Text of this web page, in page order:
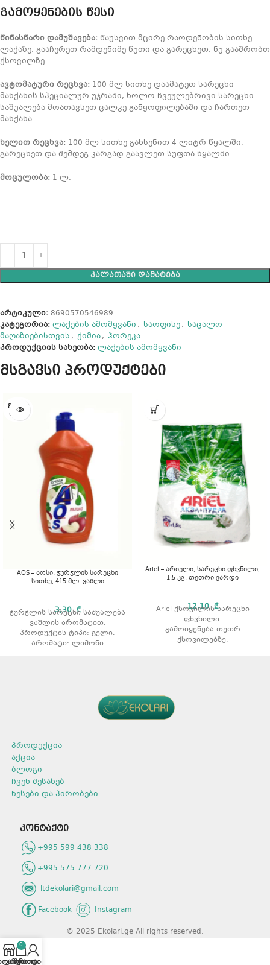
გამოყენების წესი
წინასწარი დამუშავება: წაუსვით მცირე რაოდენობის სითხე
ლაქაზე, გააჩერეთ რამდენიმე წუთი და გარეცხეთ. ნუ გააშრობთ
ქსოვილზე.
ავტომატური რეცხვა: 100 მლ სითხე დაამატეთ სარეცხი
მანქანის სპეციალურ უჯრაში, ხოლო ჩვეულებრივი სარეცხი
საშუალება მოათავსეთ ცალკე განყოფილებაში და ჩართეთ
მანქანა.
ხელით რეცხვა: 100 მლ სითხე გახსენით 4 ლიტრ წყალში,
გარეცხეთ და შემდეგ კარგად გაავლეთ სუფთა წყალში.
მოცულობა: 1 ლ.
ᲙᲐᲚᲐᲗᲐᲨᲘ ᲓᲐᲛᲐᲢᲔᲑᲐ
არტიკული: 8690570546989
კატეგორია: ლაქების ამომყვანი , საოფისე, საცალო
მაღაზიებისთვის , ქიმია, ჰორეკა
პროდუქციის სახეობა: ლაქების ამომყვანი
მსგავსი პროდუქტები
ᲒᲐᲧᲘᲓ
ᲣᲚᲘᲐ
AOS – აოსი, ჭურჭლის სარეცხი
სითხე, 415 მლ. ვაშლი
3,30₾
ჭურჭლის სარეცხი საშუალება
ვაშლის არომატით.
პროდუქტის ტიპი: გელი.
არომატი: ლიმონი
Ariel – არიელი, სარეცხი ფხვნილი,
1,5 კგ. თეთრი ვარდი
12,10₾
Ariel ქსოვილის სარეცხი
ფხვნილი.
გამოიყენება თეთრ
ქსოვილებზე.
პროდუქცია
აქცია
ბლოგი
ჩვენ შესახებ
წესები და პირობები
კონტაქტი
+995 599 438 338
+995 575 777 720
ltdekolari@gmail.com
Facebook
Instagram
© 2025 Ekolari.ge All rights reserved.
0
კალათა
პროფილი